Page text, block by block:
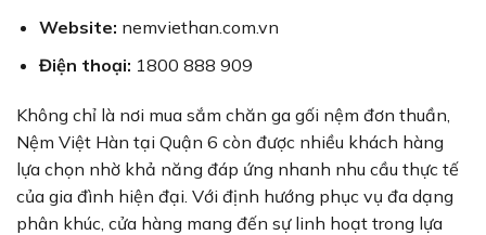
Website: nemviethan.com.vn
Điện thoại: 1800 888 909
Không chỉ là nơi mua sắm chăn ga gối nệm đơn thuần,
Nệm Việt Hàn tại Quận 6 còn được nhiều khách hàng
lựa chọn nhờ khả năng đáp ứng nhanh nhu cầu thực tế
của gia đình hiện đại. Với định hướng phục vụ đa dạng
phân khúc, cửa hàng mang đến sự linh hoạt trong lựa